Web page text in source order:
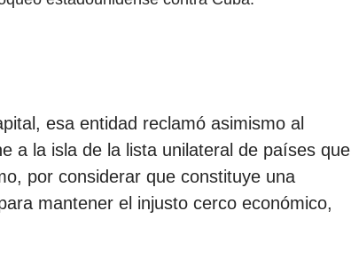
esa entidad reclamó asimismo al
a la isla de la lista unilateral de países que
por considerar que constituye una
mantener el injusto cerco económico,